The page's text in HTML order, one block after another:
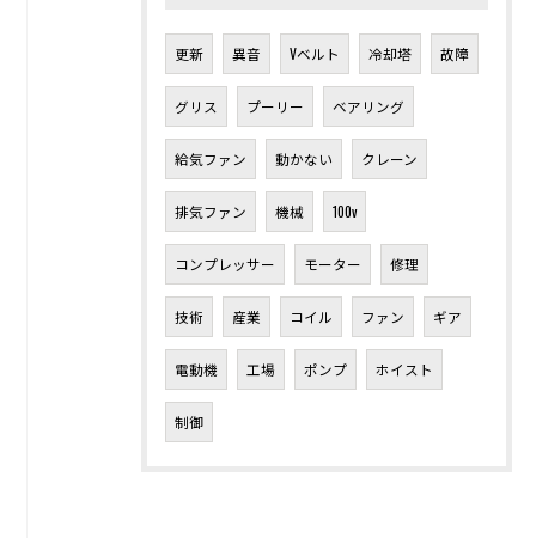
更新 異音 Vベルト 冷却塔 故障
グリス プーリー ベアリング
給気ファン 動かない クレーン
排気ファン 機械 100v
コンプレッサー モーター 修理
技術 産業 コイル ファン ギア
電動機 工場 ポンプ ホイスト
制御